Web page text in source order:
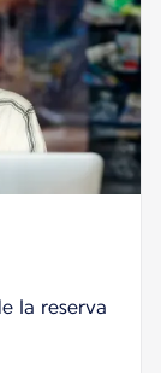
la reserva